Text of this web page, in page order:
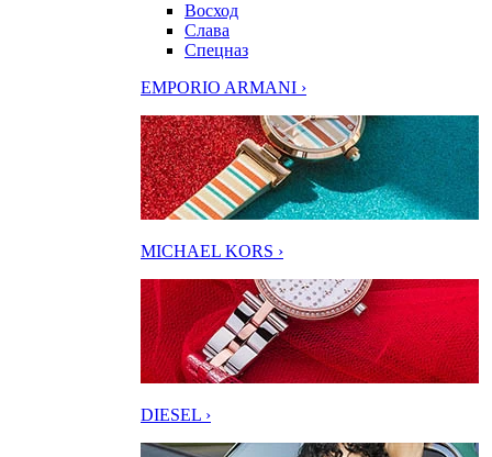
Восход
Слава
Спецназ
EMPORIO ARMANI ›
MICHAEL KORS ›
DIESEL ›